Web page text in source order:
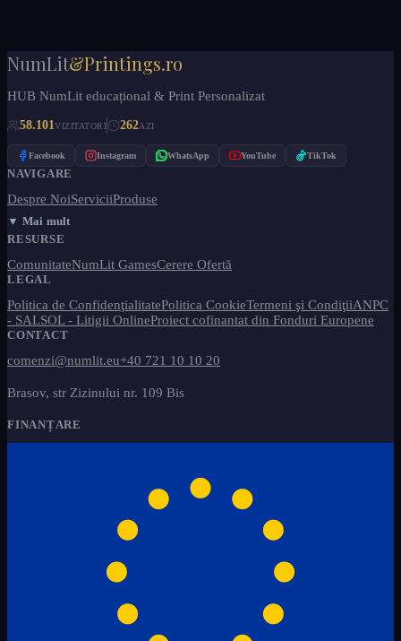
NumLit&Printings.ro
HUB NumLit educațional & Print Personalizat
58.101VIZITATORI 262AZI
Facebook Instagram WhatsApp YouTube TikTok
NAVIGARE
Despre NoiServiciiProduse
▼ Mai mult
RESURSE
ComunitateNumLit GamesCerere Ofertă
LEGAL
Politica de ConfidenţialitatePolitica CookieTermeni şi CondiţiiANPC
- SALSOL - Litigii OnlineProiect cofinantat din Fonduri Europene
CONTACT
comenzi@numlit.eu+40 721 10 10 20
Brasov, str Zizinului nr. 109 Bis
FINANȚARE